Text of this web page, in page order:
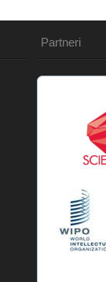
Partneri